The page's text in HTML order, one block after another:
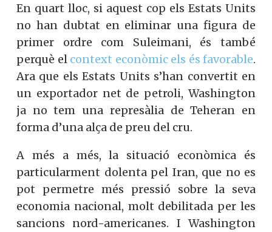
En quart lloc, si aquest cop els Estats Units
no han dubtat en eliminar una figura de
primer ordre com Suleimani, és també
perquè el context econòmic els és favorable.
Ara que els Estats Units s’han convertit en
un exportador net de petroli, Washington
ja no tem una represàlia de Teheran en
forma d’una alça de preu del cru.
A més a més, la situació econòmica és
particularment dolenta pel Iran, que no es
pot permetre més pressió sobre la seva
economia nacional, molt debilitada per les
sancions nord-americanes. I Washington